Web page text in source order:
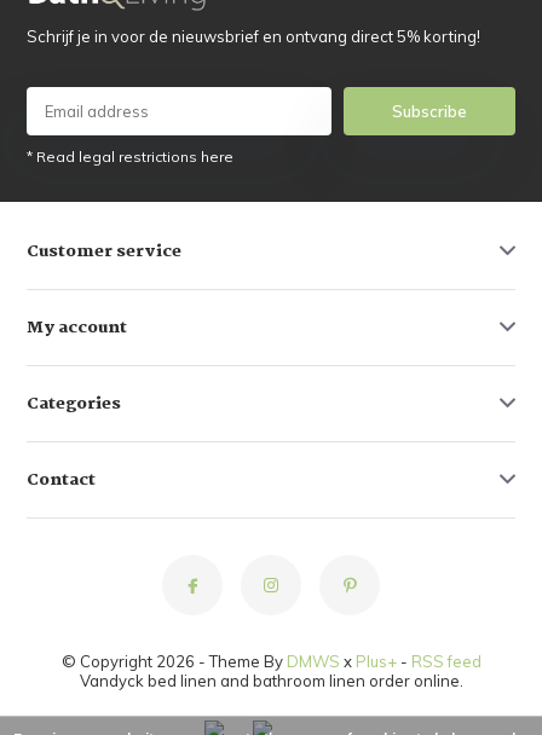
Schrijf je in voor de nieuwsbrief en ontvang direct 5% korting!
Subscribe
* Read legal restrictions here
Customer service
My account
Categories
Contact
© Copyright 2026 - Theme By DMWS x Plus+- RSS feed
Vandyck bed linen and bathroom linen order online.